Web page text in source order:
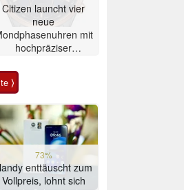
Citizen launcht vier
neue
mit
hochpräziser
⟩
73%
enttäuscht zum
Vollpreis, lohnt sich